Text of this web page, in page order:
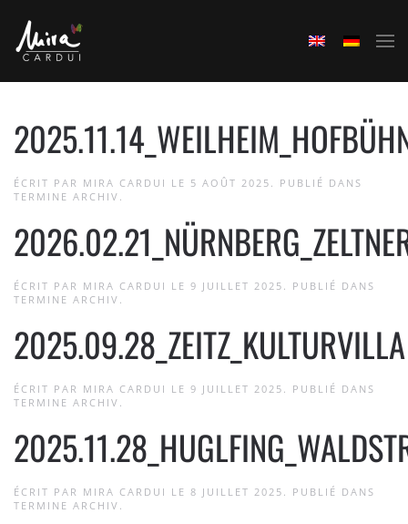
Skip to main content
ÉCRIT PAR MIRA CARDUI LE 5 AOÛT 2025 . PUBLIÉ DANS
TERMINE ARCHIV .
ÉCRIT PAR MIRA CARDUI LE 9 JUILLET 2025 . PUBLIÉ DANS
TERMINE ARCHIV .
2025.09.28_ZEITZ_KULTURVILLA
ÉCRIT PAR MIRA CARDUI LE 9 JUILLET 2025 . PUBLIÉ DANS
TERMINE ARCHIV .
ÉCRIT PAR MIRA CARDUI LE 8 JUILLET 2025 . PUBLIÉ DANS
TERMINE ARCHIV .